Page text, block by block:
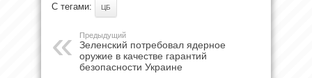
С тегами: ЦБ
Предыдущий
Зеленский потребовал ядерное
оружие в качестве гарантий
безопасности Украине